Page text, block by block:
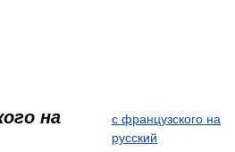
на
с французского на
русский